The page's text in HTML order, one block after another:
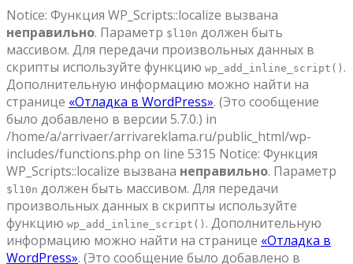
Notice: Функция WP_Scripts::localize вызвана
неправильно. Параметр $l10n должен быть
массивом. Для передачи произвольных данных в
скрипты используйте функцию wp_add_inline_script() .
Дополнительную информацию можно найти на
странице «Отладка в WordPress». (Это сообщение
было добавлено в версии 5.7.0.) in
/home/a/arrivaer/arrivareklama.ru/public_html/wp-
includes/functions.php on line 5315 Notice: Функция
WP_Scripts::localize вызвана неправильно. Параметр
$l10n должен быть массивом. Для передачи
произвольных данных в скрипты используйте
функцию wp_add_inline_script() . Дополнительную
информацию можно найти на странице «Отладка в
WordPress». (Это сообщение было добавлено в